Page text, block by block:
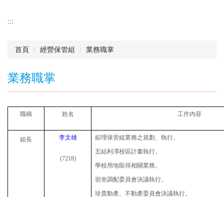
:::
首頁 經營保管組 業務職掌
業務職掌
職稱 姓名 工作內容
組長 李文雄
(7218)
綜理保管組業務之規劃、執行。
五結利澤校區計畫執行。
學校用地取得相關業務。
宿舍調配委員會決議執行。
珍貴動產、不動產委員會決議執行。